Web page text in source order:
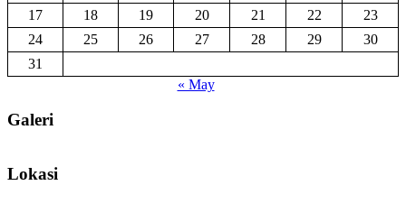
17
18 19 20 21 22
23
24
25 26 27 28 29
30
31
« May
Galeri
Lokasi